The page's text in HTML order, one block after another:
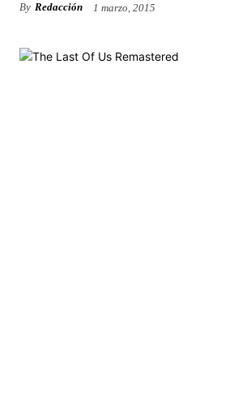
By Redacción 1 marzo, 2015